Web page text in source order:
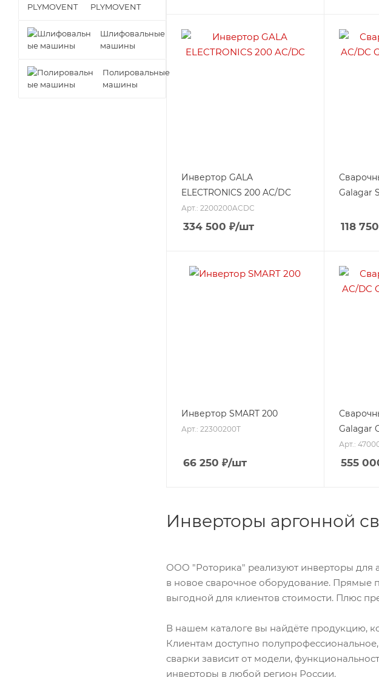
Инвертор GALA
ELECTRONICS 200 AC/DC
Арт.: 2200200ACDC
334 500 ₽/шт
Galagar
118 750
Инвертор SMART 200
Арт.: 22300200T
66 250 ₽/шт
Galagar
Арт.:
555
Инверторы аргонной
ООО "Роторика" реализуют инверторы для
в новое сварочное оборудование. Прямые
выгодной для клиентов стоимости. Плюс
В нашем каталоге вы найдёте продукцию,
Клиентам доступно
сварки зависит от модели,
инверторы в любой регион России.
PLYMOVENT
Шлифовальные
машины
Полировальные
машины